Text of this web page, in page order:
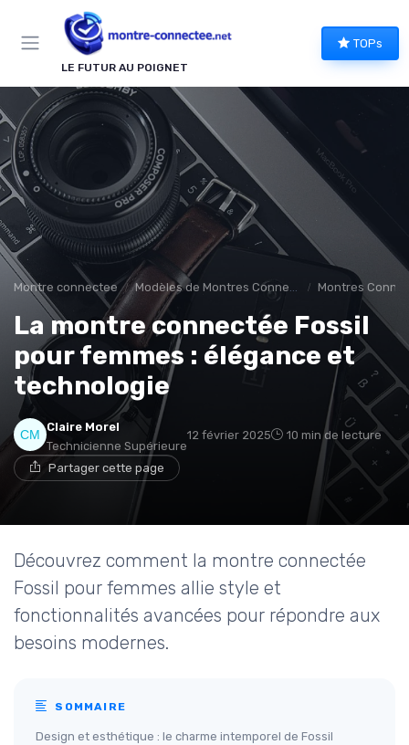
LE FUTUR AU POIGNET
TOPs
Montre connectee Modèles de Montres Connectées Montres
La montre connectée Fossil
pour femmes : élégance et
technologie
Claire Morel
Technicienne Supérieure
12 février 2025 10 min de lecture
Partager cette page
Découvrez comment la montre connectée
Fossil pour femmes allie style et
fonctionnalités avancées pour répondre aux
besoins modernes.
SOMMAIRE
Design et esthétique : le charme intemporel de Fossil
Panneau de gestion des cookies